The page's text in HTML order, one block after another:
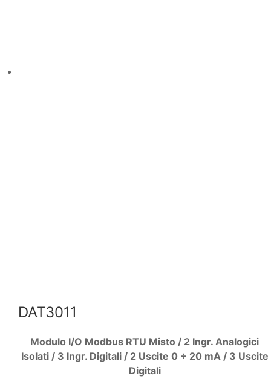
DAT3011
Modulo I/O Modbus RTU Misto / 2 Ingr. Analogici
Isolati / 3 Ingr. Digitali / 2 Uscite 0 ÷ 20 mA / 3 Uscite
Digitali